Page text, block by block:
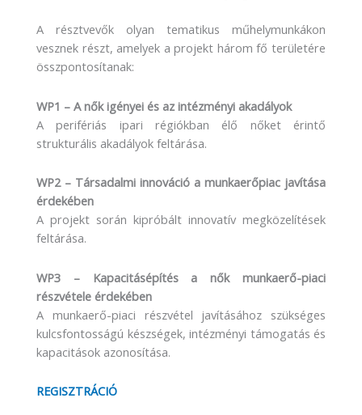
A résztvevők olyan tematikus műhelymunkákon
vesznek részt, amelyek a projekt három fő területére
összpontosítanak:
WP1 – A nők igényei és az intézményi akadályok
A perifériás ipari régiókban élő nőket érintő
strukturális akadályok feltárása.
WP2 – Társadalmi innováció a munkaerőpiac javítása
érdekében
A projekt során kipróbált innovatív megközelítések
feltárása.
WP3 – Kapacitásépítés a nők munkaerő-piaci
részvétele érdekében
A munkaerő-piaci részvétel javításához szükséges
kulcsfontosságú készségek, intézményi támogatás és
kapacitások azonosítása.
REGISZTRÁCIÓ